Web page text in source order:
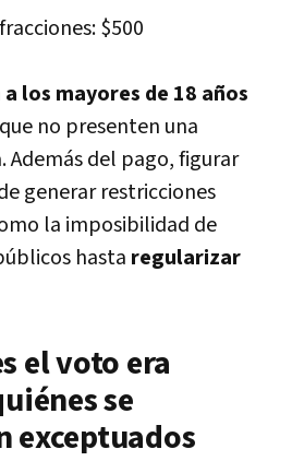
$500
los mayores de 18 años
que no presenten una
Además del pago, figurar
generar restricciones
la imposibilidad de
hasta regularizar
el voto era
se
exceptuados